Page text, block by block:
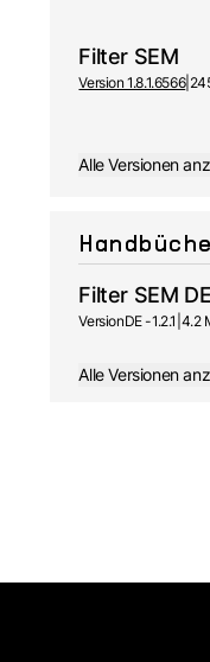
Filter SEM
Version 1.8.1.6566|
Alle Versionen
Filter SEM
VersionDE -1.2.1 4.2
Alle Versionen